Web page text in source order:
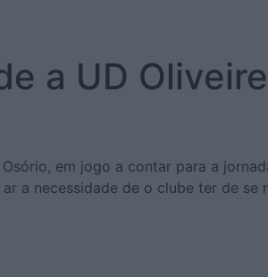
a UD
em jogo a contar para a
a necessidade de o clube ter de se